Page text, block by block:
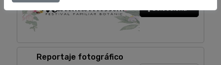
Selecciona
Reportaje fotográfico